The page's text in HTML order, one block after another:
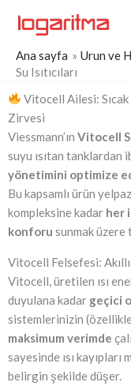
atla
Ana sayfa Urun ve
Su Isıtıcıları
Vitocell Ailesi:
Zirvesi
Viessmann’ın Vitocell
suyu ısıtan tanklardan
yönetimini optimize
Bu kapsamlı ürün
kompleksine kadar her
konforu sunmak üzere
Vitocell Felsefesi:
Vitocell, üretilen ısı
duyulana kadar geçici
sistemlerinizin (özellikle
maksimum verimde
sayesinde ısı
belirgin şekilde düşer.